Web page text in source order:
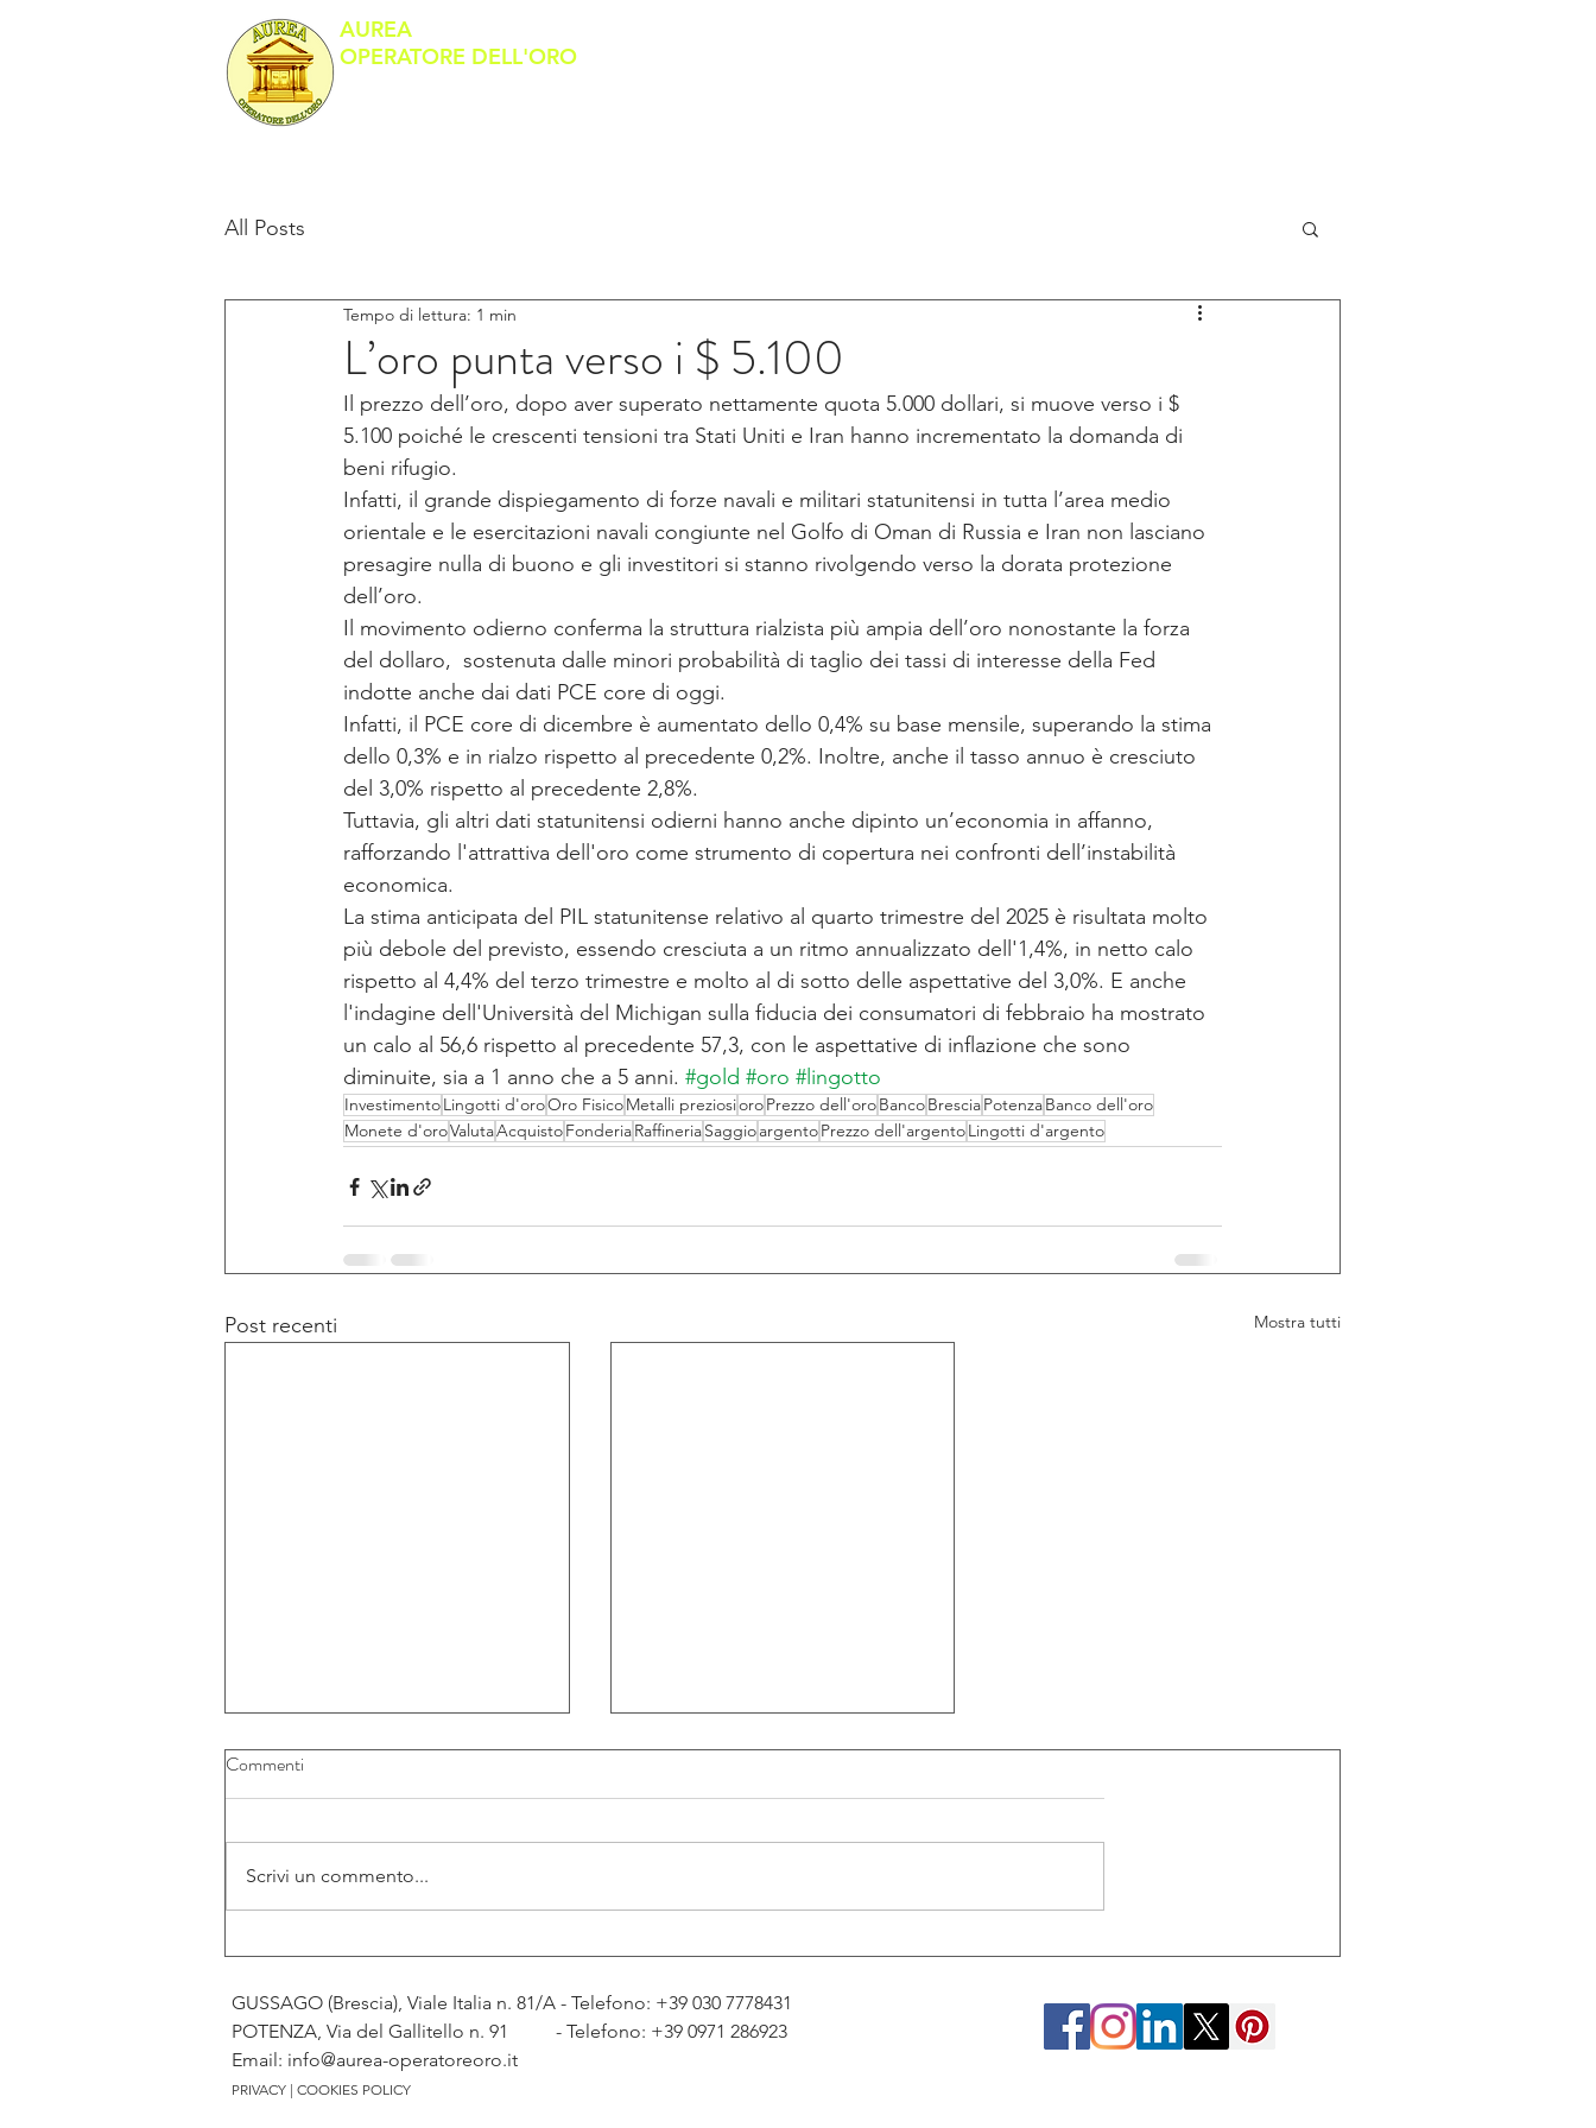
AUREA
OPERATORE DELL'ORO
All Posts
L’oro punta verso i $ 5.100
Tempo di lettura: 1 min
Il prezzo dell’oro, dopo aver superato nettamente quota 5.000 dollari, si muove verso i $
5.100 poiché le crescenti tensioni tra Stati Uniti e Iran hanno incrementato la domanda di
beni rifugio.
Infatti, il grande dispiegamento di forze navali e militari statunitensi in tutta l’area medio
orientale e le esercitazioni navali congiunte nel Golfo di Oman di Russia e Iran non lasciano
presagire nulla di buono e gli investitori si stanno rivolgendo verso la dorata protezione
dell’oro.
Il movimento odierno conferma la struttura rialzista più ampia dell’oro nonostante la forza
del dollaro,  sostenuta dalle minori probabilità di taglio dei tassi di interesse della Fed
indotte anche dai dati PCE core di oggi.
Infatti, il PCE core di dicembre è aumentato dello 0,4% su base mensile, superando la stima
dello 0,3% e in rialzo rispetto al precedente 0,2%. Inoltre, anche il tasso annuo è cresciuto
del 3,0% rispetto al precedente 2,8%.
Tuttavia, gli altri dati statunitensi odierni hanno anche dipinto un’economia in affanno,
rafforzando l'attrattiva dell'oro come strumento di copertura nei confronti dell’instabilità
economica.
La stima anticipata del PIL statunitense relativo al quarto trimestre del 2025 è risultata molto
più debole del previsto, essendo cresciuta a un ritmo annualizzato dell'1,4%, in netto calo
rispetto al 4,4% del terzo trimestre e molto al di sotto delle aspettative del 3,0%. E anche
l'indagine dell'Università del Michigan sulla fiducia dei consumatori di febbraio ha mostrato
un calo al 56,6 rispetto al precedente 57,3, con le aspettative di inflazione che sono
diminuite, sia a 1 anno che a 5 anni. #gold #oro #lingotto
InvestimentoLingotti d'oroOro FisicoMetalli preziosioroPrezzo dell'oroBancoBresciaPotenzaBanco dell'oro
Monete d'oroValutaAcquistoFonderiaRaffineriaSaggioargentoPrezzo dell'argentoLingotti d'argento
Post recenti Mostra tutti
Il prezzo dell’oro corre oltre i
Il prezzo dell’oro prova ad
Commenti
Scrivi un commento...
GUSSAGO (Brescia), Viale Italia n. 81/A - Telefono: +39 030 7778431
POTENZA, Via del Gallitello n. 91 - Telefono: +39 0971 286923
Email: info@aurea-operatoreoro.it
PRIVACY | COOKIES POLICY